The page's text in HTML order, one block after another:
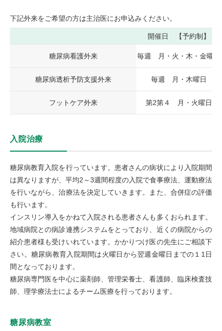
下記外来をご希望の方は主治医にお申込みください。
開催日 【予約制】
糖尿病看護外来 毎週 月・火・木・金曜日
糖尿病透析予防支援外来 毎週 月・木曜日
フットケア外来 第2第４ 月・火曜日
入院治療
糖尿病教育入院を行っています。患者さんの病状により入院期間
は異なりますが、平均2～3週間程度の入院で食事療法、運動療法
を行いながら、治療法を決定していきます。また、合併症の評価
も行います。
インスリン導入をかねて入院される患者さんも多くおられます。
地域病院との病診連携システムをとっており、近くの病院からの
紹介患者様も受けいれています。かかりつけ医の先生にご相談下
さい。糖尿病教育入院期間は火曜日から翌週金曜日までの１1日
間となっております。
糖尿病専門医を中心に薬剤師、管理栄養士、看護師、臨床検査技
師、理学療法士によるチーム医療を行っております。
糖尿病教室